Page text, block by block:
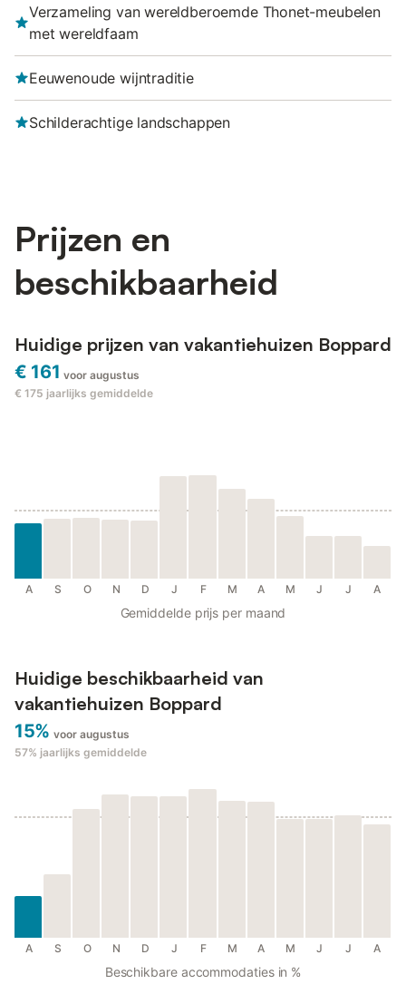
Verzameling van wereldberoemde Thonet-meubelen
met wereldfaam
Eeuwenoude wijntraditie
Schilderachtige landschappen
Prijzen en
beschikbaarheid
Huidige prijzen van vakantiehuizen Boppard
€ 161 voor augustus
€ 175 jaarlijks gemiddelde
A S O N D J F M A M J J A
Gemiddelde prijs per maand
Huidige beschikbaarheid van
vakantiehuizen Boppard
15% voor augustus
57% jaarlijks gemiddelde
A S O N D J F M A M J J A
Beschikbare accommodaties in %